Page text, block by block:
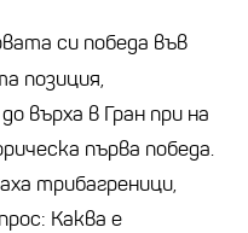
си победа във
позиция,
върха в Гран при на
първа победа.
трибагреници,
Каква е